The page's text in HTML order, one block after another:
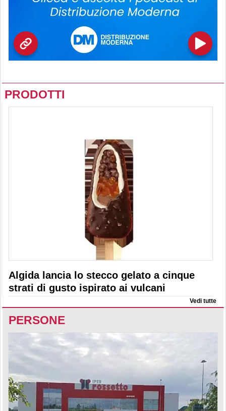
PRODOTTI
Algida lancia lo stecco gelato a cinque
strati di gusto ispirato ai vulcani
Vedi tutte
PERSONE